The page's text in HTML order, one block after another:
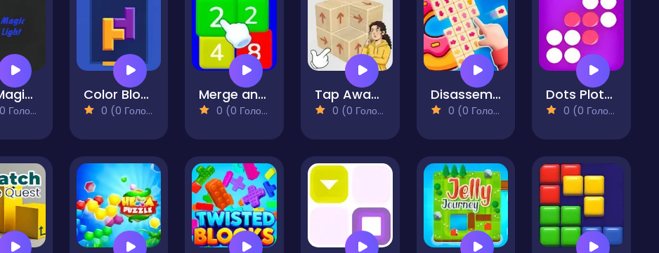
The Magic of Light Color Block Puzzle Game
0 (0 Голосів)
Merge and Blast 2048
0 (0 Голосів)
Tap Away Block Puzzle 3D
0 (0 Голосів)
Disassemble the Picture Puzzle!
0 (0 Голосів)
Dots Plotter - Puzzle
0 (0 Голосів)